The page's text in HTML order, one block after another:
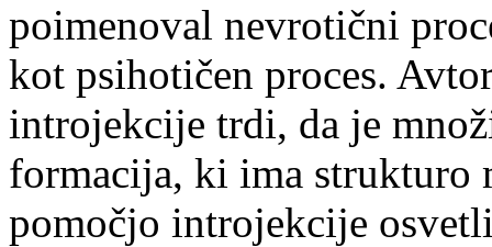
poimenoval nevrotični
kot psihotičen proces.
introjekcije trdi, da je
formacija, ki ima strukturo
pomočjo introjekcije